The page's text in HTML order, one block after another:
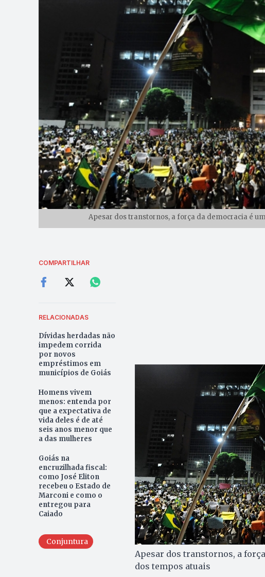
Apesar dos transtornos, a força da democracia é
COMPARTILHAR
RELACIONADAS
Dívidas herdadas não
impedem corrida
por novos
empréstimos em
municípios de Goiás
Homens vivem
menos: entenda por
que a expectativa de
vida deles é de até
seis anos menor que
a das mulheres
Goiás na
encruzilhada fiscal:
como José Eliton
recebeu o Estado de
Marconi e como o
entregou para
Caiado
Conjuntura
Apesar dos transtornos, a
dos tempos atuais